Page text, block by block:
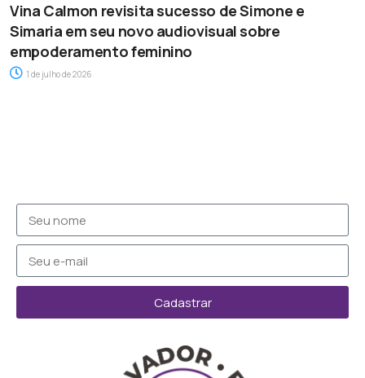
Vina Calmon revisita sucesso de Simone e
Simaria em seu novo audiovisual sobre
empoderamento feminino
1 de julho de 2026
Cadastrar